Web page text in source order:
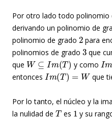
Por otro lado todo polinomio
derivando un polinomio de
polinomio de grado
2
para
polinomios de grado
3
que
que
W⊆Im(T)
y como
Im
entonces
Im(T)= W
que
Por lo tanto, el núcleo y la
la nulidad de
T
es
1
y su